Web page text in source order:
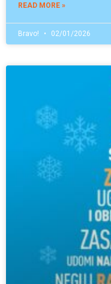
READ MORE »
Bravo! 02/01/2026